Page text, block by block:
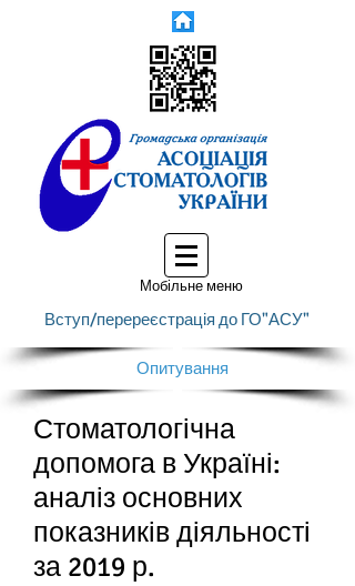
Мобільне меню
Вступ/перереєстрація до ГО"АСУ"
Опитування
Стоматологічна
допомога в Україні:
аналіз основних
показників діяльності
за 2019 р.